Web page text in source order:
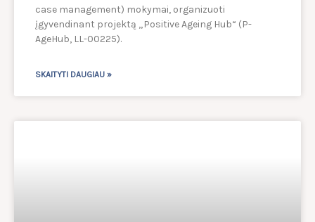
case management) mokymai, organizuoti
įgyvendinant projektą „Positive Ageing Hub“ (P-
AgeHub, LL-00225).
SKAITYTI DAUGIAU »